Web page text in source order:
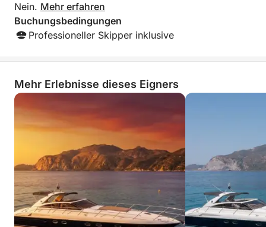
Wassersportzentrum (je nach Verfügbarkeit und
gegen Aufpreis).
Nein. Mehr erfahren
Buchungsbedingungen
Professioneller Skipper inklusive
Mehr Erlebnisse dieses Eigners